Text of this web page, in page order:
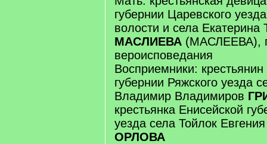
губернии Царевского
волости и села Екатерина
МАСЛИЕВА (МАСЛЕЕВА),
вероисповедания
Восприемники: крестьянин
губернии Ряжского уезда
Владимир Владимиров
крестьянка Енисейской
уезда села Тойлок
ОРЛОВА